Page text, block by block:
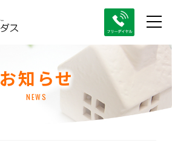
お知らせ
NEWS